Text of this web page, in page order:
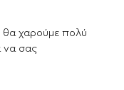
θα χαρούμε πολύ
να σας